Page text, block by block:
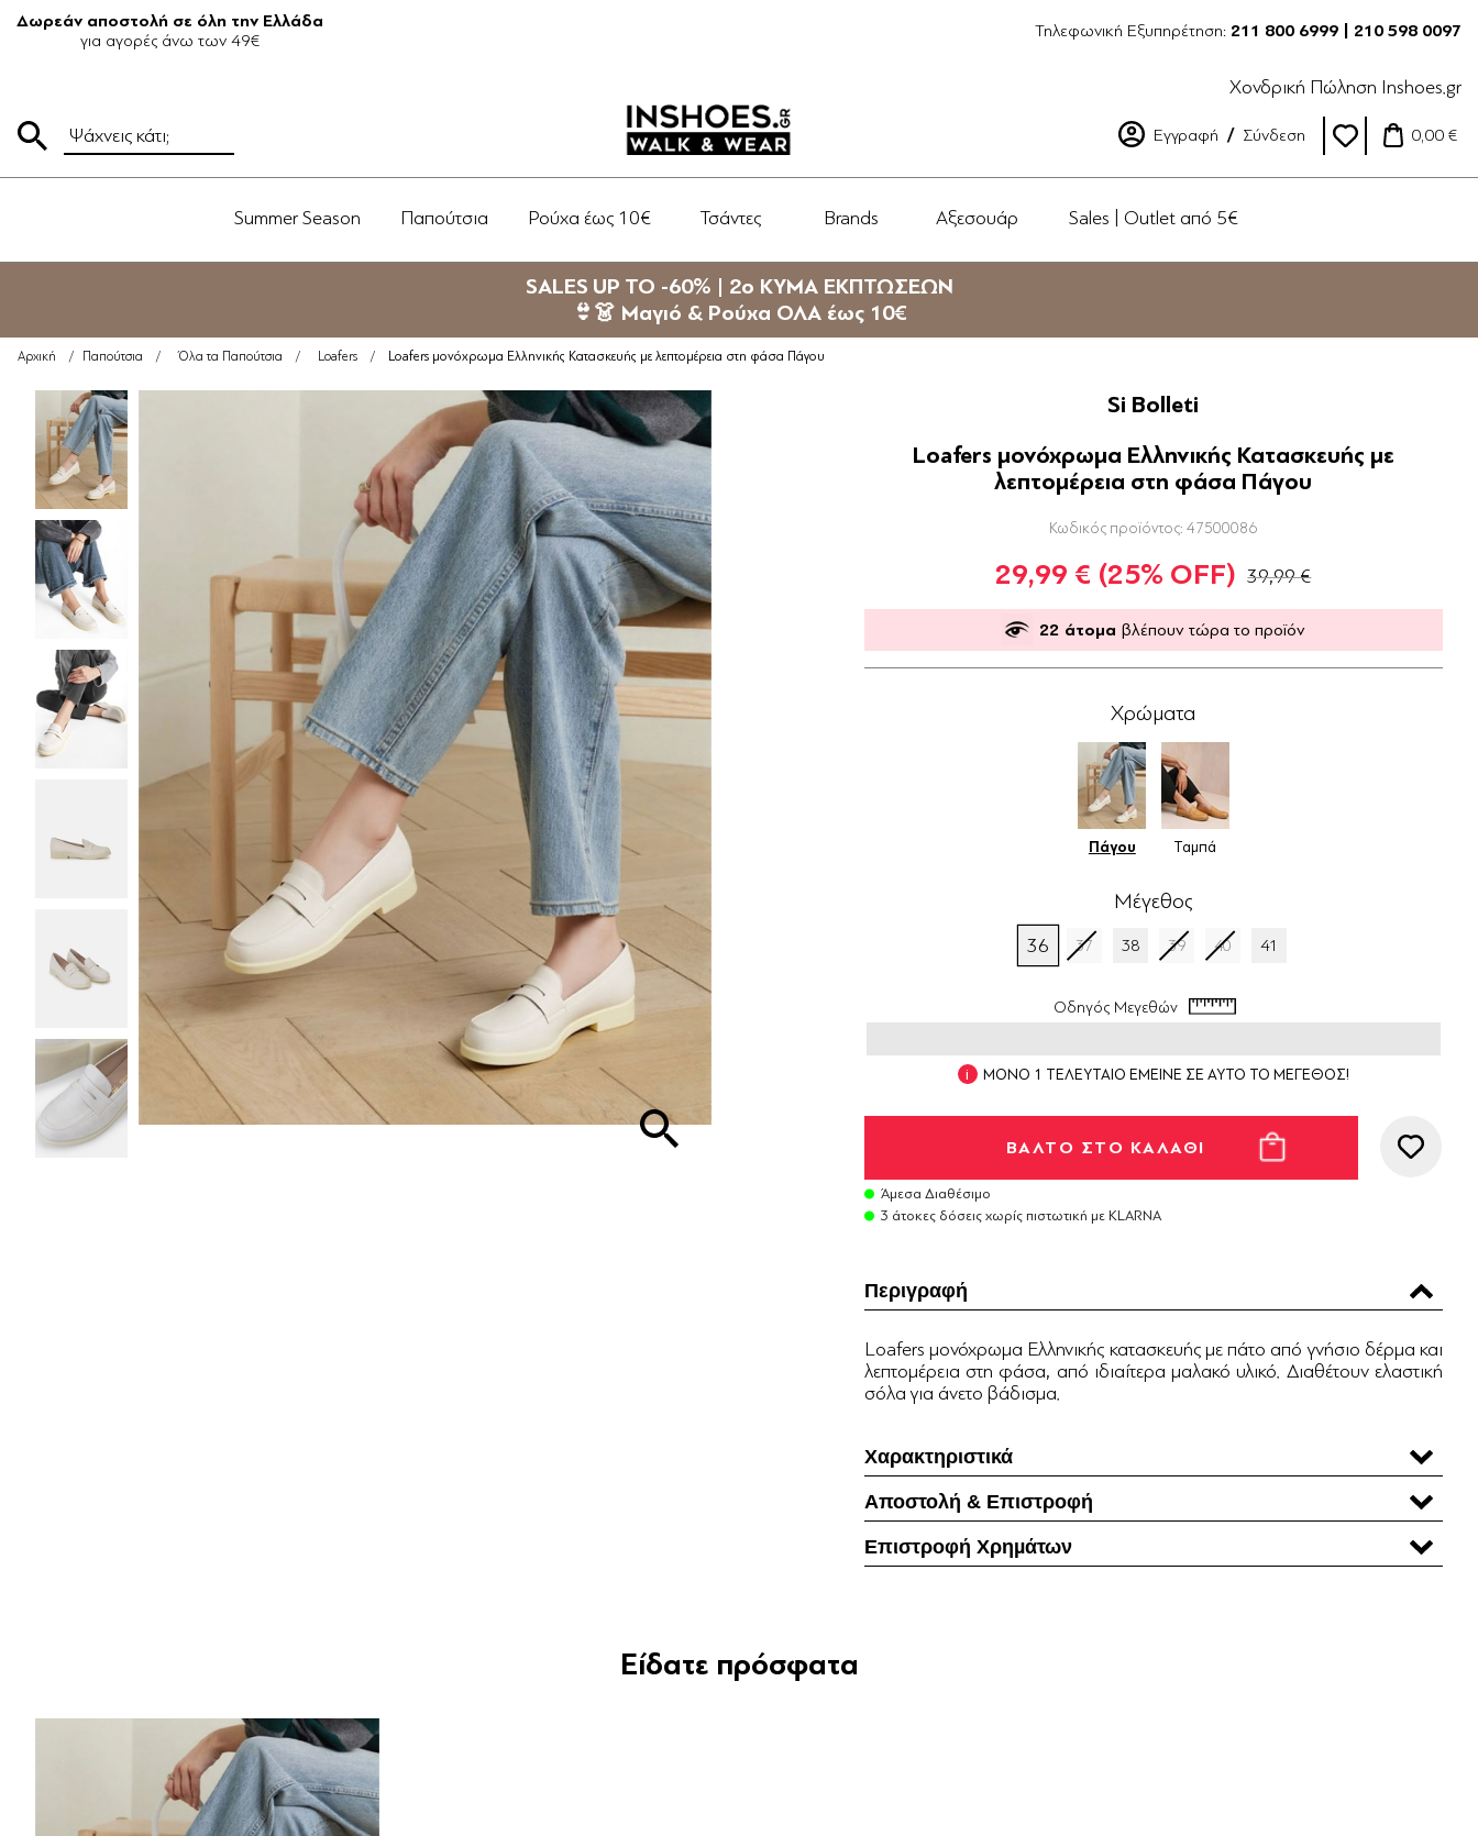
Δωρεάν αποστολή σε όλη την Ελλάδα
για αγορές άνω των 49€
Τηλεφωνική Εξυπηρέτηση: 211 800 6999 | 210 598 0097
Χονδρική Πώληση Inshoes.gr
Εγγραφή Σύνδεση 0,00 €
Summer Season Παπούτσια Ρούχα έως 10€ Τσάντες Brands Αξεσουάρ Sales | Outlet από 5€
SALES UP TO -60% | 2ο ΚΥΜΑ ΕΚΠΤΩΣΕΩΝ
👙👗 Μαγιό & Ρούχα ΟΛΑ έως 10€
Αρχική / Παπούτσια / Όλα τα Παπούτσια / Loafers / Loafers μονόχρωμα Ελληνικής Κατασκευής με λεπτομέρεια στη φάσα Πάγου
Si Bolleti
Loafers μονόχρωμα Ελληνικής Κατασκευής με
λεπτομέρεια στη φάσα Πάγου
Κωδικός προϊόντος: 47500086
29,99 € (25% OFF) 39,99 €
22 άτομα βλέπουν τώρα το προϊόν
Χρώματα
Πάγου Ταμπά
Μέγεθος
36 37 38 39 40 41
Οδηγός Μεγεθών
ΜΟΝΟ 1 ΤΕΛΕΥΤΑΙΟ ΕΜΕΙΝΕ ΣΕ ΑΥΤΟ ΤΟ ΜΕΓΕΘΟΣ!
Άμεσα Διαθέσιμο
3 άτοκες δόσεις χωρίς πιστωτική με KLARNA
Περιγραφή
Loafers μονόχρωμα Ελληνικής κατασκευής με πάτο από γνήσιο δέρμα και
λεπτομέρεια στη φάσα, από ιδιαίτερα μαλακό υλικό. Διαθέτουν ελαστική
σόλα για άνετο βάδισμα.
Χαρακτηριστικά
Αποστολή & Επιστροφή
Επιστροφή Χρηµάτων
Είδατε πρόσφατα